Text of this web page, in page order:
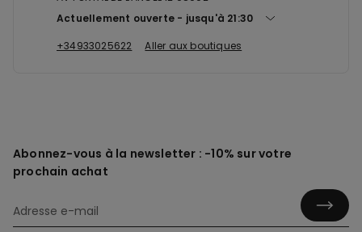
Actuellement ouverte
jusqu'à 21:30
+34933025622
Aller aux boutiques
Abonnez-vous à la newsletter : -10% sur votre
prochain achat